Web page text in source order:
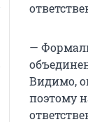
—
Видимо,
поэтому